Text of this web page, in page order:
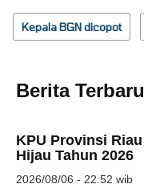
Kepala BGN dicopot
Berita Terbaru
KPU Provinsi
Hijau Tahun 2026
2026/08/06 - 22:52 wib